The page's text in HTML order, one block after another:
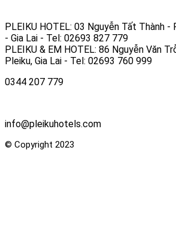
PLEIKU HOTEL: 03 Nguyễn Tất Thành -
- Gia Lai - Tel: 02693 827 779
PLEIKU & EM HOTEL: 86 Nguyễn Văn
Pleiku, Gia Lai - Tel: 02693 760 999
0344 207 779
info@pleikuhotels.com
© Copyright 2023